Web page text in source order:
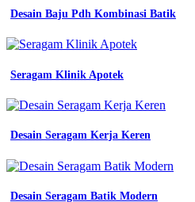
kerja
safety
terusan
xxl
bca
medan
baju
Desain Baju Pdh Kombinasi Batik
Seragam Klinik Apotek
Desain Seragam Kerja Keren
Desain Seragam Batik Modern